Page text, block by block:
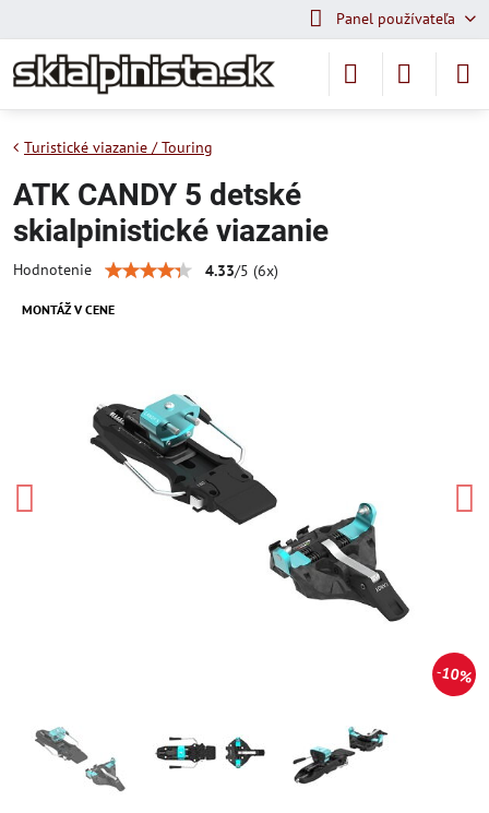
Panel používateľa
MONTÁŽ V CENE
10%
Turistické viazanie / Touring
ATK CANDY 5 detské
skialpinistické viazanie
Hodnotenie 4.33/5 (6x)